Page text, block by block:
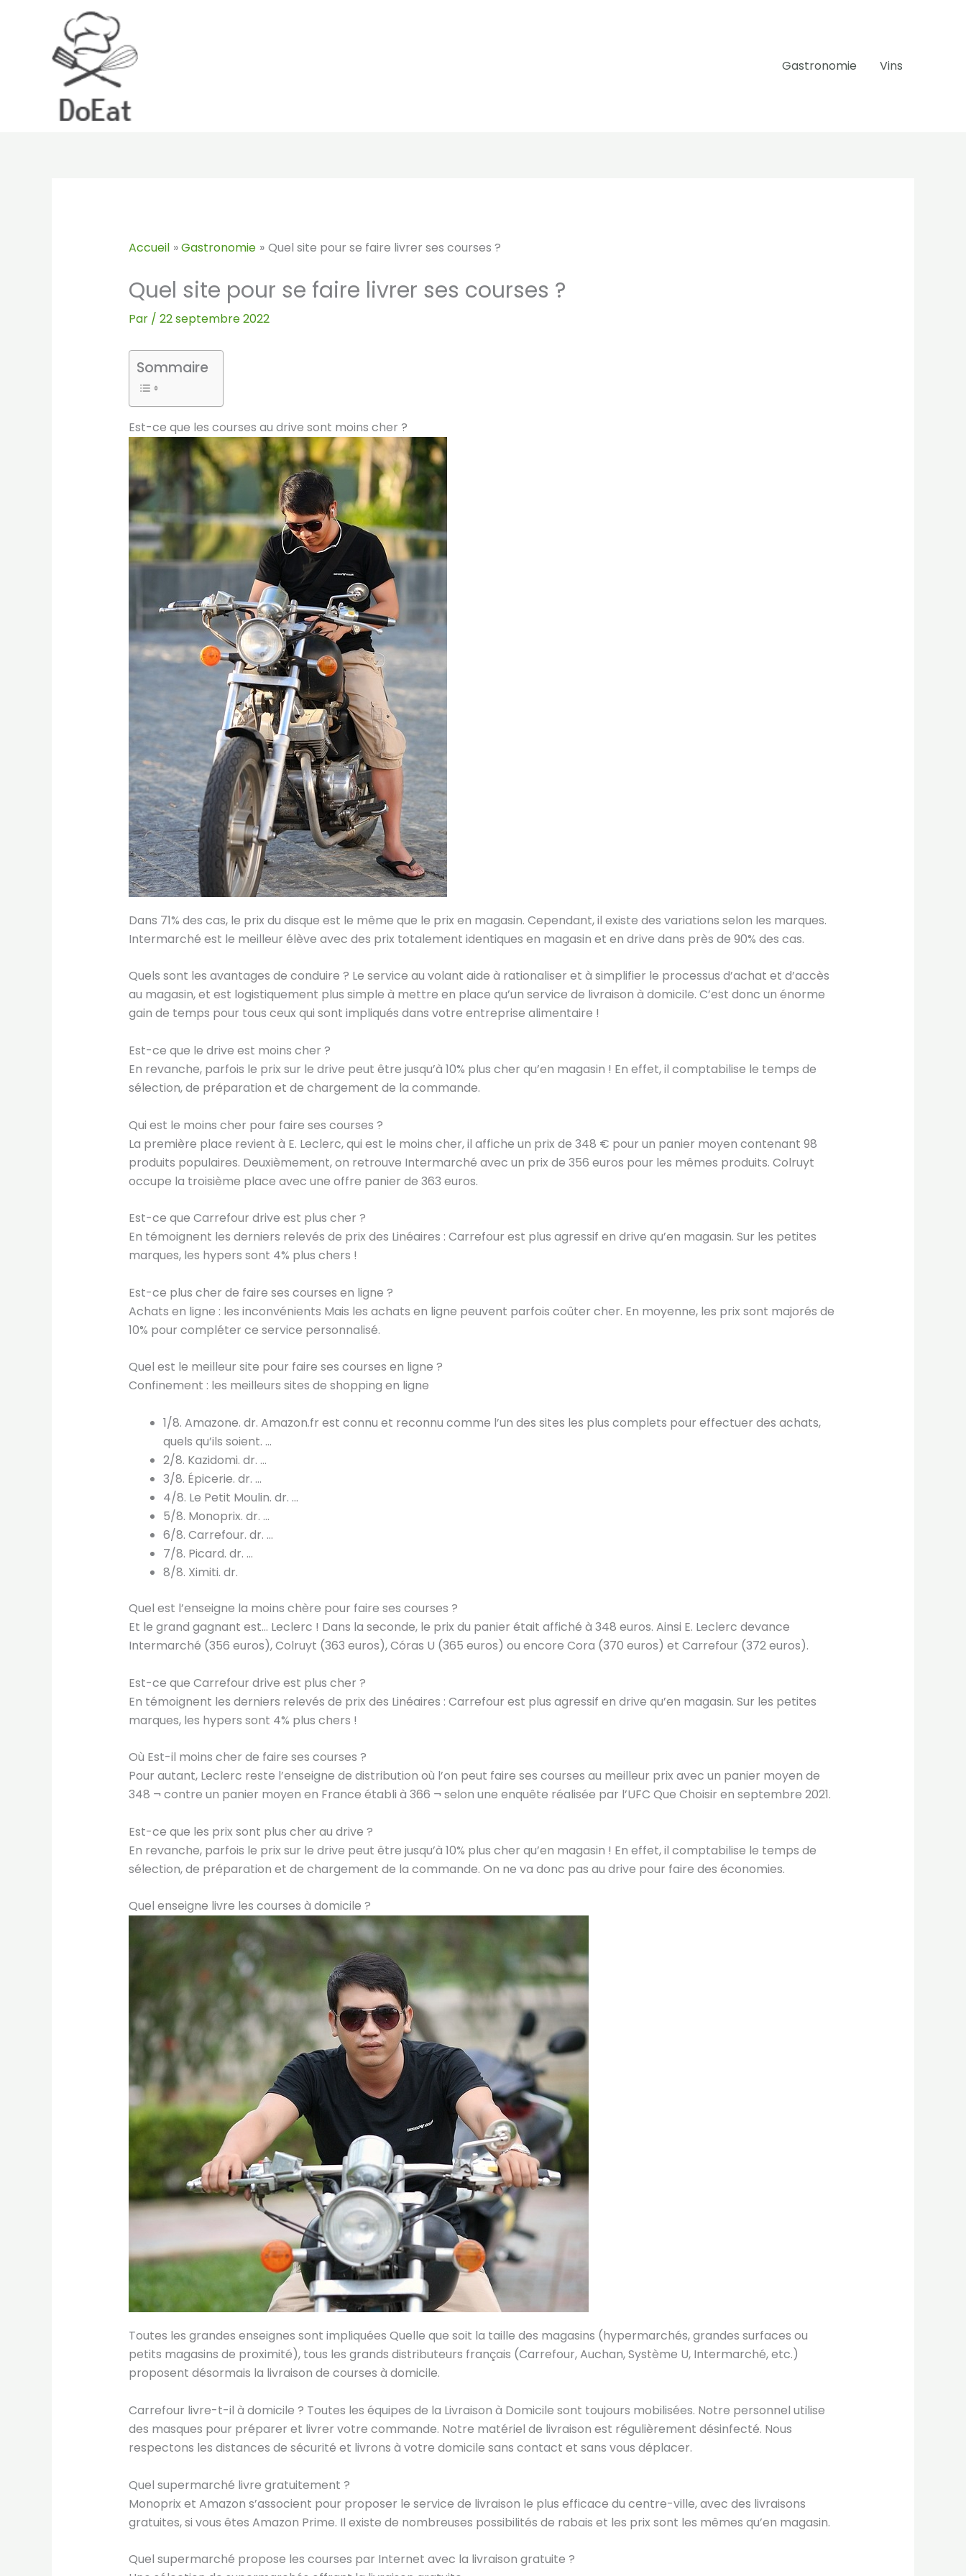
Gastronomie
Vins
Accueil Gastronomie Quel site pour se faire livrer ses courses ?
Quel site pour se faire livrer ses courses ?
Par / 22 septembre 2022
Sommaire
Est-ce que les courses au drive sont moins cher ?
Dans 71% des cas, le prix du disque est le même que le prix en magasin. Cependant, il existe des variations selon les marques.
Intermarché est le meilleur élève avec des prix totalement identiques en magasin et en drive dans près de 90% des cas.
Quels sont les avantages de conduire ? Le service au volant aide à rationaliser et à simplifier le processus d’achat et d’accès
au magasin, et est logistiquement plus simple à mettre en place qu’un service de livraison à domicile. C’est donc un énorme
gain de temps pour tous ceux qui sont impliqués dans votre entreprise alimentaire !
Est-ce que le drive est moins cher ?
En revanche, parfois le prix sur le drive peut être jusqu’à 10% plus cher qu’en magasin ! En effet, il comptabilise le temps de
sélection, de préparation et de chargement de la commande.
Qui est le moins cher pour faire ses courses ?
La première place revient à E. Leclerc, qui est le moins cher, il affiche un prix de 348 € pour un panier moyen contenant 98
produits populaires. Deuxièmement, on retrouve Intermarché avec un prix de 356 euros pour les mêmes produits. Colruyt
occupe la troisième place avec une offre panier de 363 euros.
Est-ce que Carrefour drive est plus cher ?
En témoignent les derniers relevés de prix des Linéaires : Carrefour est plus agressif en drive qu’en magasin. Sur les petites
marques, les hypers sont 4% plus chers !
Est-ce plus cher de faire ses courses en ligne ?
Achats en ligne : les inconvénients Mais les achats en ligne peuvent parfois coûter cher. En moyenne, les prix sont majorés de
10% pour compléter ce service personnalisé.
Quel est le meilleur site pour faire ses courses en ligne ?
Confinement : les meilleurs sites de shopping en ligne
1/8. Amazone. dr. Amazon.fr est connu et reconnu comme l’un des sites les plus complets pour effectuer des achats,
quels qu’ils soient. …
2/8. Kazidomi. dr. …
3/8. Épicerie. dr. …
4/8. Le Petit Moulin. dr. …
5/8. Monoprix. dr. …
6/8. Carrefour. dr. …
7/8. Picard. dr. …
8/8. Ximiti. dr.
Quel est l’enseigne la moins chère pour faire ses courses ?
Et le grand gagnant est… Leclerc ! Dans la seconde, le prix du panier était affiché à 348 euros. Ainsi E. Leclerc devance
Intermarché (356 euros), Colruyt (363 euros), Córas U (365 euros) ou encore Cora (370 euros) et Carrefour (372 euros).
Est-ce que Carrefour drive est plus cher ?
En témoignent les derniers relevés de prix des Linéaires : Carrefour est plus agressif en drive qu’en magasin. Sur les petites
marques, les hypers sont 4% plus chers !
Où Est-il moins cher de faire ses courses ?
Pour autant, Leclerc reste l’enseigne de distribution où l’on peut faire ses courses au meilleur prix avec un panier moyen de
348 ¬ contre un panier moyen en France établi à 366 ¬ selon une enquête réalisée par l’UFC Que Choisir en septembre 2021.
Est-ce que les prix sont plus cher au drive ?
En revanche, parfois le prix sur le drive peut être jusqu’à 10% plus cher qu’en magasin ! En effet, il comptabilise le temps de
sélection, de préparation et de chargement de la commande. On ne va donc pas au drive pour faire des économies.
Quel enseigne livre les courses à domicile ?
Toutes les grandes enseignes sont impliquées Quelle que soit la taille des magasins (hypermarchés, grandes surfaces ou
petits magasins de proximité), tous les grands distributeurs français (Carrefour, Auchan, Système U, Intermarché, etc.)
proposent désormais la livraison de courses à domicile.
Carrefour livre-t-il à domicile ? Toutes les équipes de la Livraison à Domicile sont toujours mobilisées. Notre personnel utilise
des masques pour préparer et livrer votre commande. Notre matériel de livraison est régulièrement désinfecté. Nous
respectons les distances de sécurité et livrons à votre domicile sans contact et sans vous déplacer.
Quel supermarché livre gratuitement ?
Monoprix et Amazon s’associent pour proposer le service de livraison le plus efficace du centre-ville, avec des livraisons
gratuites, si vous êtes Amazon Prime. Il existe de nombreuses possibilités de rabais et les prix sont les mêmes qu’en magasin.
Quel supermarché propose les courses par Internet avec la livraison gratuite ?